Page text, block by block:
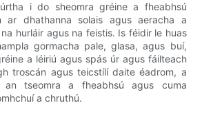
i do sheomra gréine a fheabhsú
ar dhathanna solais agus aeracha a
hurláir agus na feistis. Is féidir le huas
gormacha pale, glasa, agus buí,
a léiriú agus spás úr agus fáilteach
troscán agus teicstílí daite éadrom, a
tseomra a fheabhsú agus cuma
a chruthú.